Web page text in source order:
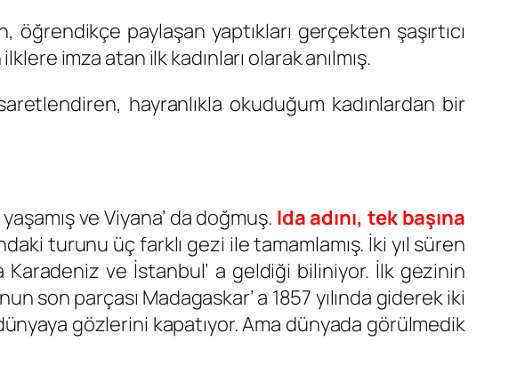
paylaşan yaptıkları gerçekten şaşırtıcı
imza atan ilk kadınları olarak anılmış.
hayranlıkla okuduğum kadınlardan bir
ve Viyana’ da doğmuş. Ida adını, tek başına
turunu üç farklı gezi ile tamamlamış. İki yıl süren
Karadeniz ve İstanbul’ a geldiği biliniyor. İlk gezinin
son parçası Madagaskar’ a 1857 yılında giderek iki
gözlerini kapatıyor. Ama dünyada görülmedik